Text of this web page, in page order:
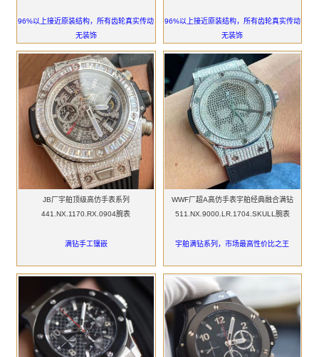
96%以上接近原装结构，所有齿轮真实传动
无装饰
96%以上接近原装结构，所有齿轮真实传动
无装饰
JB厂宇舶顶级高仿手表系列
441.NX.1170.RX.0904腕表
满钻手工镶嵌
WWF厂超A高仿手表宇舶经典融合满钻
511.NX.9000.LR.1704.SKULL腕表
宇舶满钻系列，市场最高性价比之王